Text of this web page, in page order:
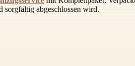
sorgfältig abgeschlossen wird.